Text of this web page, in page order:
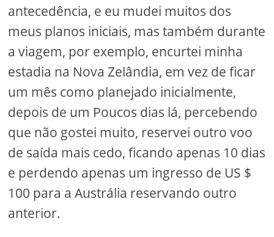
antecedência, e eu mudei muitos dos
meus planos iniciais, mas também durante
a viagem, por exemplo, encurtei minha
estadia na Nova Zelândia, em vez de ficar
um mês como planejado inicialmente,
depois de um Poucos dias lá, percebendo
que não gostei muito, reservei outro voo
de saída mais cedo, ficando apenas 10 dias
e perdendo apenas um ingresso de US $
100 para a Austrália reservando outro
anterior.